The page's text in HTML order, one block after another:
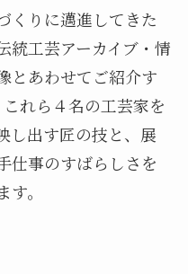
くりに邁進してきた
統工芸アーカイブ・情
とあわせてご紹介す
れら４名の工芸家を
し出す匠の技と、展
仕事のすばらしさを
。